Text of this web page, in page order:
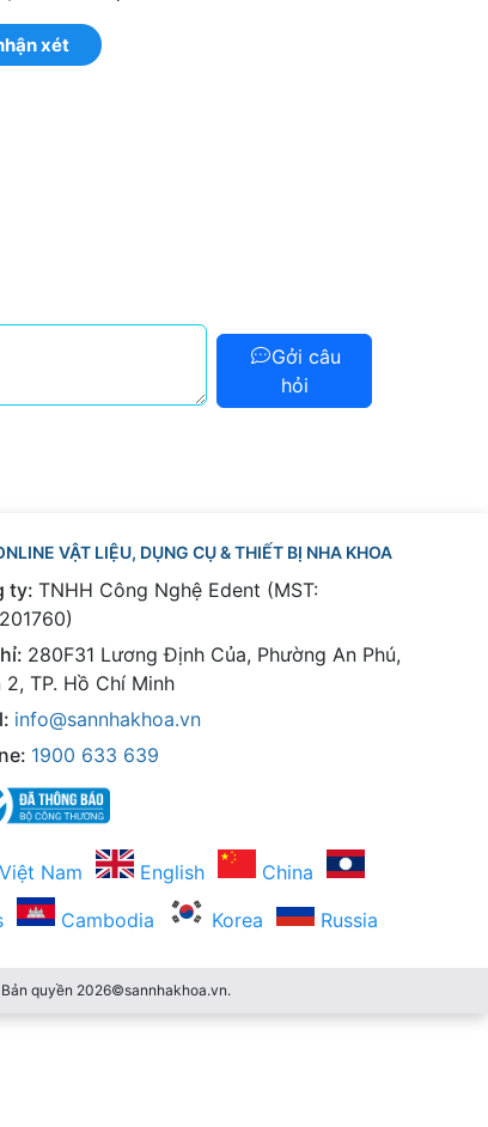
xét
Gởi câu
hỏi
VẬT LIỆU, DỤNG CỤ & THIẾT BỊ NHA KHOA
ty: TNHH Công Nghệ Edent (MST:
280F31 Lương Định Của, Phường An Phú,
2, TP. Hồ Chí Minh
info@sannhakhoa.vn
1900 633 639
Việt Nam English
China
Cambodia Korea Russia
quyền 2026©sannhakhoa.vn.